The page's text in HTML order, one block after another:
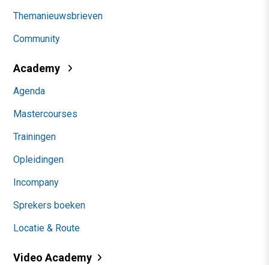
Themanieuwsbrieven
Community
Academy
Agenda
Mastercourses
Trainingen
Opleidingen
Incompany
Sprekers boeken
Locatie & Route
Video Academy